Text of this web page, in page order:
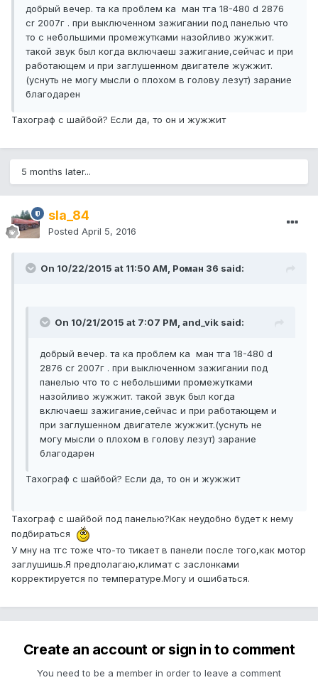
добрый вечер. та ка проблем ка ман тга 18-480 d 2876
cr 2007г . при выключенном зажигании под панелью что
то с небольшими промежутками назойливо жужжит.
такой звук был когда включаеш зажигание,сейчас и при
работающем и при заглушенном двигателе жужжит.
(уснуть не могу мысли о плохом в голову лезут) зарание
благодарен
Тахограф с шайбой? Если да, то он и жужжит
5 months later...
sla_84
Posted April 5, 2016
On 10/22/2015 at 11:50 AM, Роман 36 said:
On 10/21/2015 at 7:07 PM, and_vik said:
добрый вечер. та ка проблем ка ман тга 18-480 d
2876 cr 2007г . при выключенном зажигании под
панелью что то с небольшими промежутками
назойливо жужжит. такой звук был когда
включаеш зажигание,сейчас и при работающем и
при заглушенном двигателе жужжит.(уснуть не
могу мысли о плохом в голову лезут) зарание
благодарен
Тахограф с шайбой? Если да, то он и жужжит
Тахограф с шайбой под панелью?Как неудобно будет к нему
подбираться
У мну на тгс тоже что-то тикает в панели после того,как мотор
заглушишь.Я предполагаю,климат с заслонками
корректируется по температуре.Могу и ошибаться.
Create an account or sign in to comment
You need to be a member in order to leave a comment